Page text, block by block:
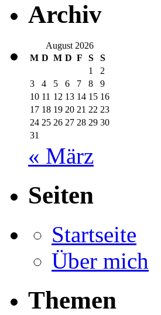
Archiv
August 2026
M D M D F S
S
1
2
3
4 5 6 7 8
9
10 11 12 13 14 15 16
17 18 19 20 21 22 23
24 25 26 27 28 29 30
31
« März
Seiten
Startseite
Über mich
Themen